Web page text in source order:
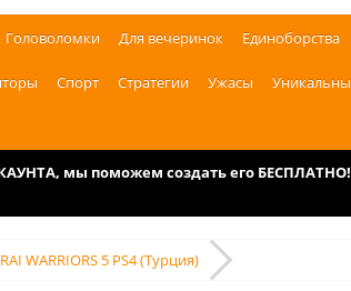
Головоломки Для вечеринок Единоборства
Спорт Стратегии Ужасы
мы поможем создать его БЕСПЛАТНО!
WARRIORS 5 PS4 (Турция)